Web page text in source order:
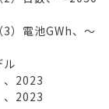
）電池GWh、～
2023
2023